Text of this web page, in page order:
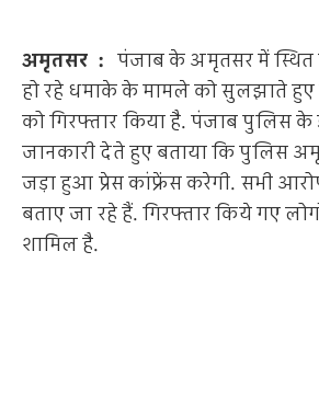
अमृतसर : पंजाब के अमृतसर में स्थित
हो रहे धमाके के मामले को सुलझाते हुए
को गिरफ्तार किया है. पंजाब पुलिस के
जानकारी देते हुए बताया कि पुलिस
जड़ा हुआ प्रेस कांफ्रेंस करेगी. सभी
बताए जा रहे हैं. गिरफ्तार किये गए
शामिल है.